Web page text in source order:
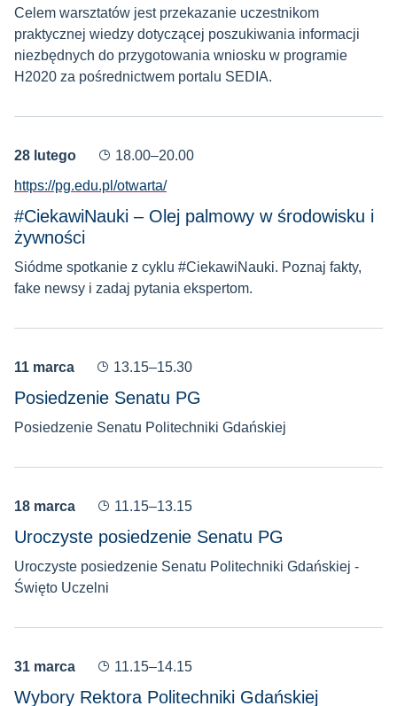
Celem warsztatów jest przekazanie uczestnikom
praktycznej wiedzy dotyczącej poszukiwania informacji
niezbędnych do przygotowania wniosku w programie
H2020 za pośrednictwem portalu SEDIA.
28 lutego
18.00–20.00
https://pg.edu.pl/otwarta/
#CiekawiNauki – Olej palmowy w środowisku i
żywności
Siódme spotkanie z cyklu #CiekawiNauki. Poznaj fakty,
fake newsy i zadaj pytania ekspertom.
11 marca 13.15–15.30
Posiedzenie Senatu PG
Posiedzenie Senatu Politechniki Gdańskiej
18 marca 11.15–13.15
Uroczyste posiedzenie Senatu PG
Uroczyste posiedzenie Senatu Politechniki Gdańskiej -
Święto Uczelni
31 marca 11.15–14.15
Wybory Rektora Politechniki Gdańskiej